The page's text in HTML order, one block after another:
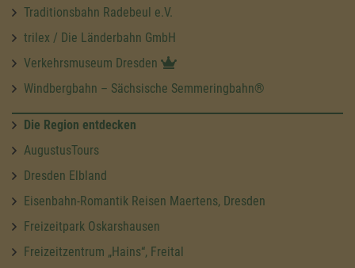
Traditionsbahn Radebeul e.V.
trilex / Die Länderbahn GmbH
Verkehrsmuseum Dresden
Windbergbahn – Sächsische Semmeringbahn®
Die Region entdecken
AugustusTours
Dresden Elbland
Eisenbahn-Romantik Reisen Maertens, Dresden
Freizeitpark Oskarshausen
Freizeitzentrum „Hains“, Freital